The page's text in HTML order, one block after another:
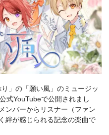
」の「願い風」のミュージッ
式YouTubeで公開されまし
ンバーからリスナー（ファン
絆が感じられる記念の楽曲で